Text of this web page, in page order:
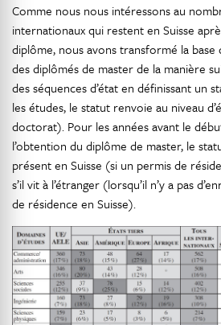
Comme nous nous intéressons au
internationaux qui restent en Suisse
diplôme, nous avons transformé la
des diplômés de master de la manière
des séquences d’état en définissant un
les études, le statut renvoie au niveau
doctorat). Pour les années avant le
l’obtention du diplôme de master, le
présent en Suisse (si un permis de
s’il vit à l’étranger (lorsqu’il n’y a pas
de résidence en Suisse).